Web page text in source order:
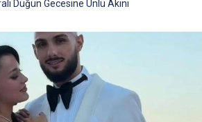
Düğün Gecesine Ünlü Akını